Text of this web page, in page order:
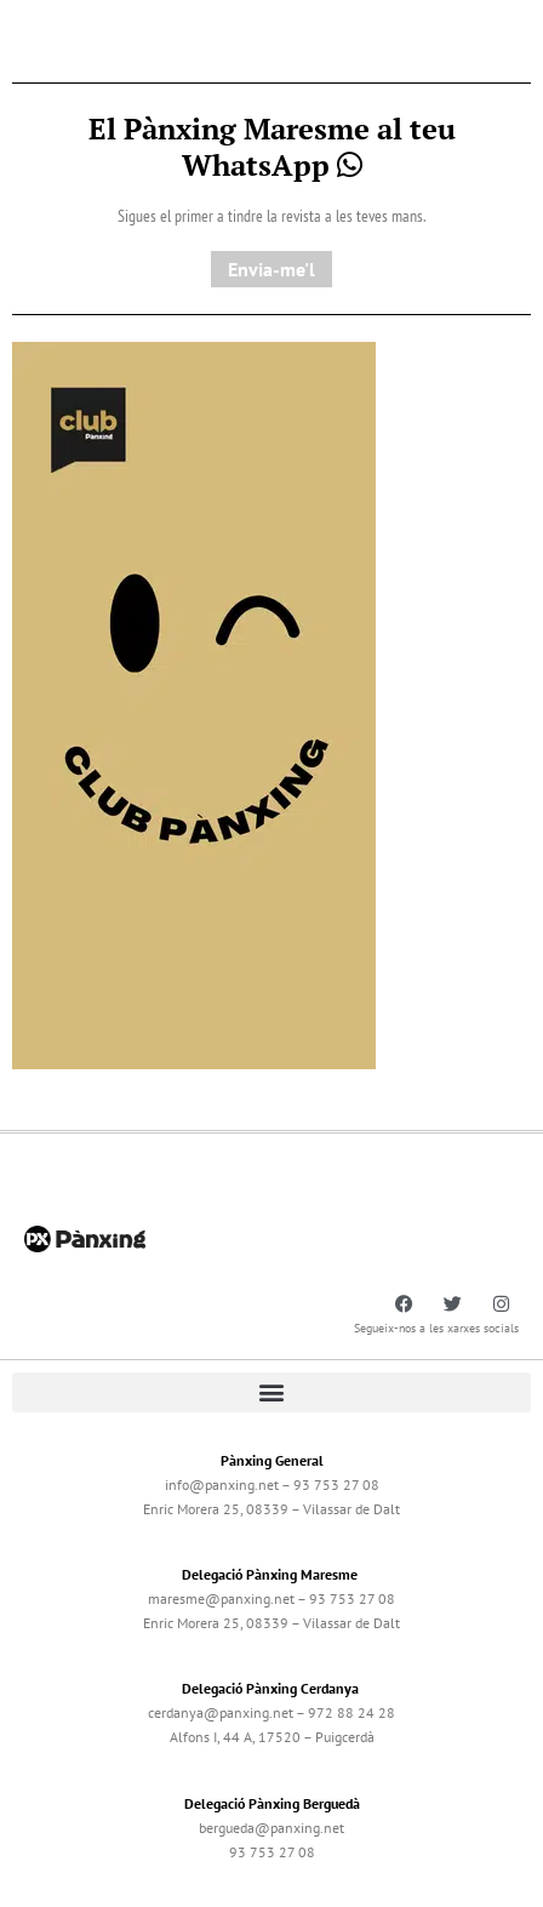
El Pànxing Maresme al teu
WhatsApp
Sigues el primer a tindre la revista a les teves mans.
Envia-me'l
Segueix-nos a les xarxes socials
Pànxing General
info@panxing.net – 93 753 27 08
Enric Morera 25, 08339 – Vilassar de Dalt
Delegació Pànxing Maresme
maresme@panxing.net – 93 753 27 08
Enric Morera 25, 08339 – Vilassar de Dalt
Delegació Pànxing Cerdanya
cerdanya@panxing.net – 972 88 24 28
Alfons I, 44 A, 17520 – Puigcerdà
Delegació Pànxing Berguedà
bergueda@panxing.net
93 753 27 08